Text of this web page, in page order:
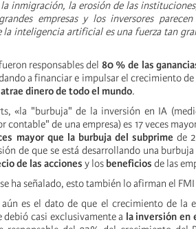
inmigración, la erosión de las
empresas y los inversores
la inteligencia artificial es una fuerza tan
responsables del 80 % de las
a financiar e impulsar el crecimiento
dinero de todo el mundo.
«la "burbuja" de la inversión en IA
contable" de una empresa) es 17 veces
mayor que la burbuja del subprimede
de que se está desarrollando una
de las acciones y los beneficios de las
ha señalado, esto también lo afirman el
es el dato de que el crecimiento de la
debió casi exclusivamente a la inversión en